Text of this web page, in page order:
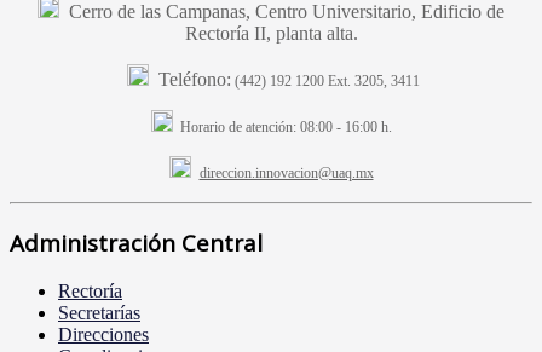
Cerro de las Campanas, Centro Universitario, Edificio de
Rectoría II, planta alta.
Teléfono: (442) 192 1200 Ext. 3205, 3411
Horario de atención:08:00 - 16:00 h.
direccion.innovacion@uaq.mx
Administración Central
Rectoría
Secretarías
Direcciones